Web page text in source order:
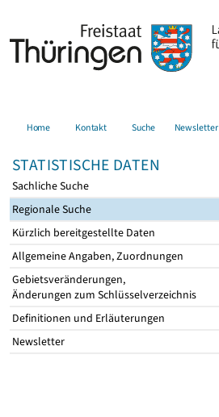
Home Kontakt Suche Newsletter
STATISTISCHE DATEN
Sachliche Suche
Regionale Suche
Kürzlich bereitgestellte Daten
Allgemeine Angaben, Zuordnungen
Gebietsveränderungen,
Änderungen zum Schlüsselverzeichnis
Definitionen und Erläuterungen
Newsletter